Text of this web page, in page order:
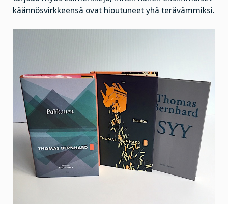
käännösvirkkeensä ovat hioutuneet yhä terävämmiksi.